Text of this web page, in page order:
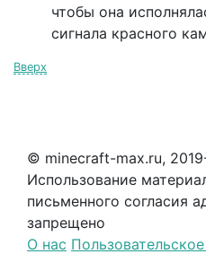
чтобы она
сигнала красного
Вверх
© minecraft-max.ru,
Использование
письменного согласия
запрещено
О нас